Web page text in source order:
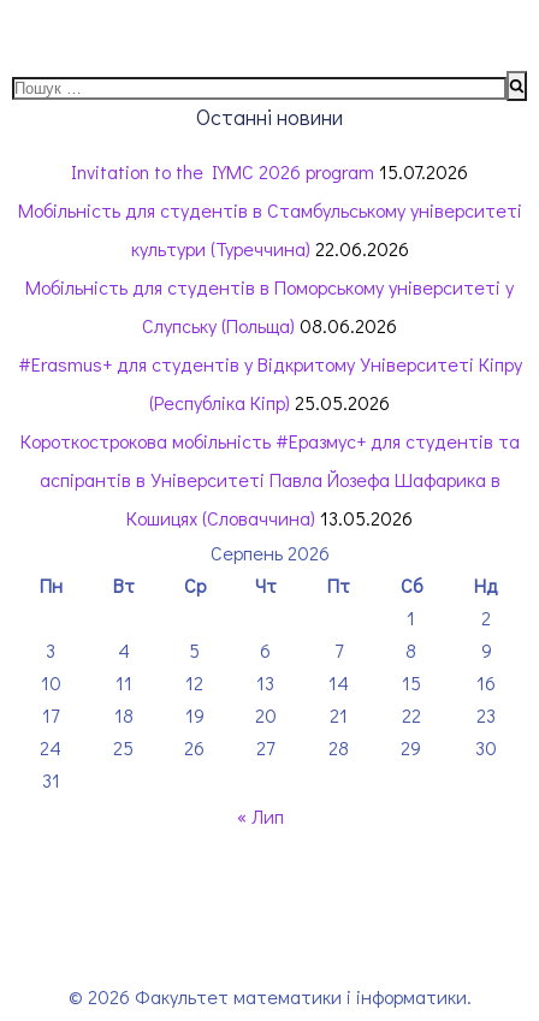
Пошук:
Останні новини
Invitation to the IYMC 2026 program 15.07.2026
Мобільність для студентів в Стамбульському університеті
культури (Туреччина) 22.06.2026
Мобільність для студентів в Поморському університеті у
Слупську (Польща) 08.06.2026
#Erasmus+ для студентів у Відкритому Університеті Кіпру
(Республіка Кіпр) 25.05.2026
Короткострокова мобільність #Еразмус+ для студентів та
аспірантів в Університеті Павла Йозефа Шафарика в
Кошицях (Словаччина) 13.05.2026
Серпень 2026
Пн
Вт Ср Чт Пт Сб
Нд
1
2
3
4 5 6 7 8
9
10
11 12 13 14 15
16
17
18 19 20 21 22
23
24
25 26 27 28 29
30
31
« Лип
© 2026 Факультет математики і інформатики.